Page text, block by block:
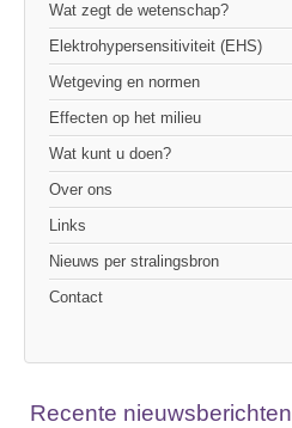
Wat zegt de wetenschap?
Elektrohypersensitiviteit (EHS)
Wetgeving en normen
Effecten op het milieu
Wat kunt u doen?
Over ons
Links
Nieuws per stralingsbron
Contact
Recente nieuwsberichten